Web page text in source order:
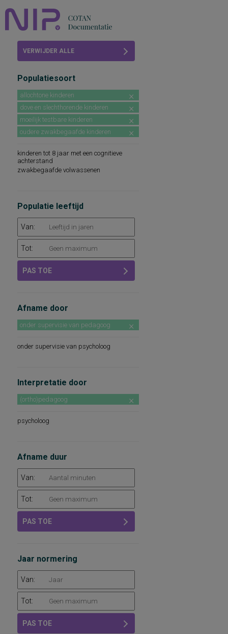
Abonneren
FAQ
VERWIJDER ALLE
Populatiesoort
allochtone kinderen
dove en slechthorende kinderen
moeilijk testbare kinderen
oudere zwakbegaafde kinderen
kinderen tot 8 jaar met een cognitieve
achterstand
zwakbegaafde volwassenen
Populatie leeftijd
Van:
Tot:
PAS TOE
Afname door
onder supervisie van pedagoog
onder supervisie van psycholoog
Interpretatie door
(ortho)pedagoog
psycholoog
Afname duur
Van:
Tot:
PAS TOE
Jaar normering
Van:
Tot:
PAS TOE